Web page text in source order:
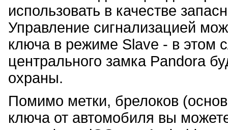
использовать в качестве
Управление сигнализацией
ключа в режиме Slave - в этом
центрального замка Pandora
охраны.
Помимо метки, брелоков
ключа от автомобиля вы